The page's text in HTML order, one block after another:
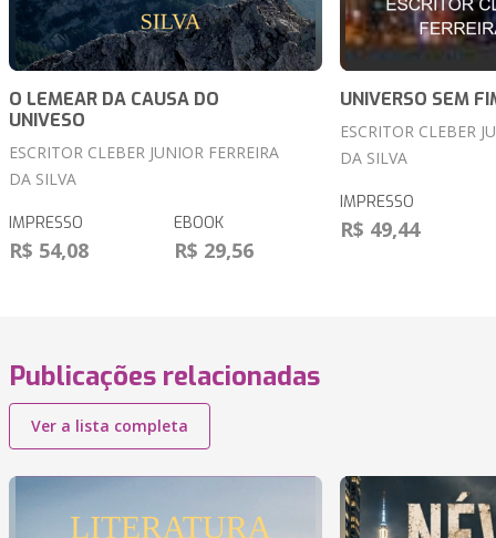
O LEMEAR DA CAUSA DO
UNIVESO
ESCRITOR CLEBER JUNIOR FERREIRA
DA SILVA
IMPRESSO
R$ 54,08
EBOOK
R$ 29,56
UNIVERSO SEM
ESCRITOR CLEBER
DA SILVA
IMPRESSO
R$ 49,44
Publicações relacionadas
Ver a lista completa